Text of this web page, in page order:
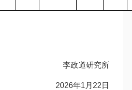
李政道研究所
2026年1 月 22 日